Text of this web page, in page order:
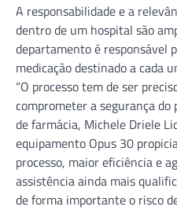
A responsabilidade e a
dentro de um hospital são
departamento é responsável
medicação destinado a cada
“O processo tem de ser
comprometer a segurança do
de farmácia, Michele Driele
equipamento Opus 30
processo, maior eficiência e
assistência ainda mais
de forma importante o risco